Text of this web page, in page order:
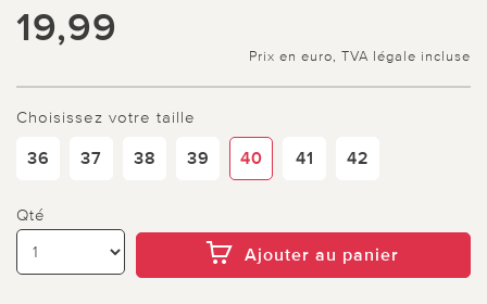
19,99
Prix en euro, TVA légale incluse
Choisissez votre taille
36 37 38 39 40 41 42
Qté
Ajouter au panier